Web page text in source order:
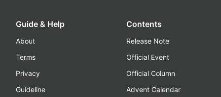
Guide & Help
About
Terms
Privacy
Guideline
Contents
Release Note
Official Event
Official Column
Advent Calendar